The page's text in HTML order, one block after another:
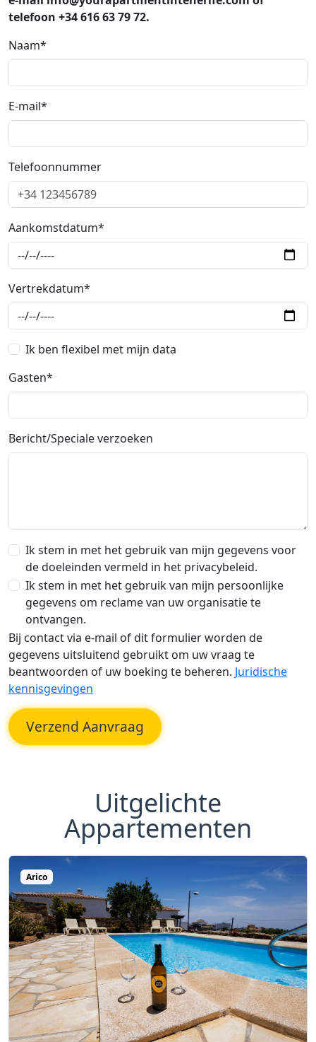
telefoon +34 616 63 79 72.
Naam*
E-mail*
Telefoonnummer
Aankomstdatum*
Vertrekdatum*
Ik ben flexibel met mijn data
Gasten*
Bericht/Speciale verzoeken
Ik stem in met het gebruik van mijn gegevens voor
de doeleinden vermeld in het privacybeleid.
Ik stem in met het gebruik van mijn persoonlijke
gegevens om reclame van uw organisatie te
ontvangen.
Bij contact via e-mail of dit formulier worden de
gegevens uitsluitend gebruikt om uw vraag te
beantwoorden of uw boeking te beheren. Juridische
kennisgevingen
Verzend Aanvraag
Uitgelichte
Appartementen
Arico